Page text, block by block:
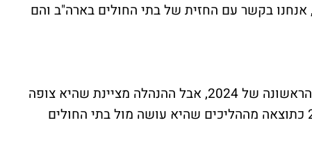
בקשר עם החזית של בתי החולים בארה"ב והם
בינתיים אין הרבה מכירות, 4 מיליון שקל במחצית הראשונה של 2024, אבל ההנהלה מציינת שהיא צופה
גידול משמעותי במחצי השנייה של השנה וב-2025 כתוצאה מההליכים שהיא עושה מול בתי החולים